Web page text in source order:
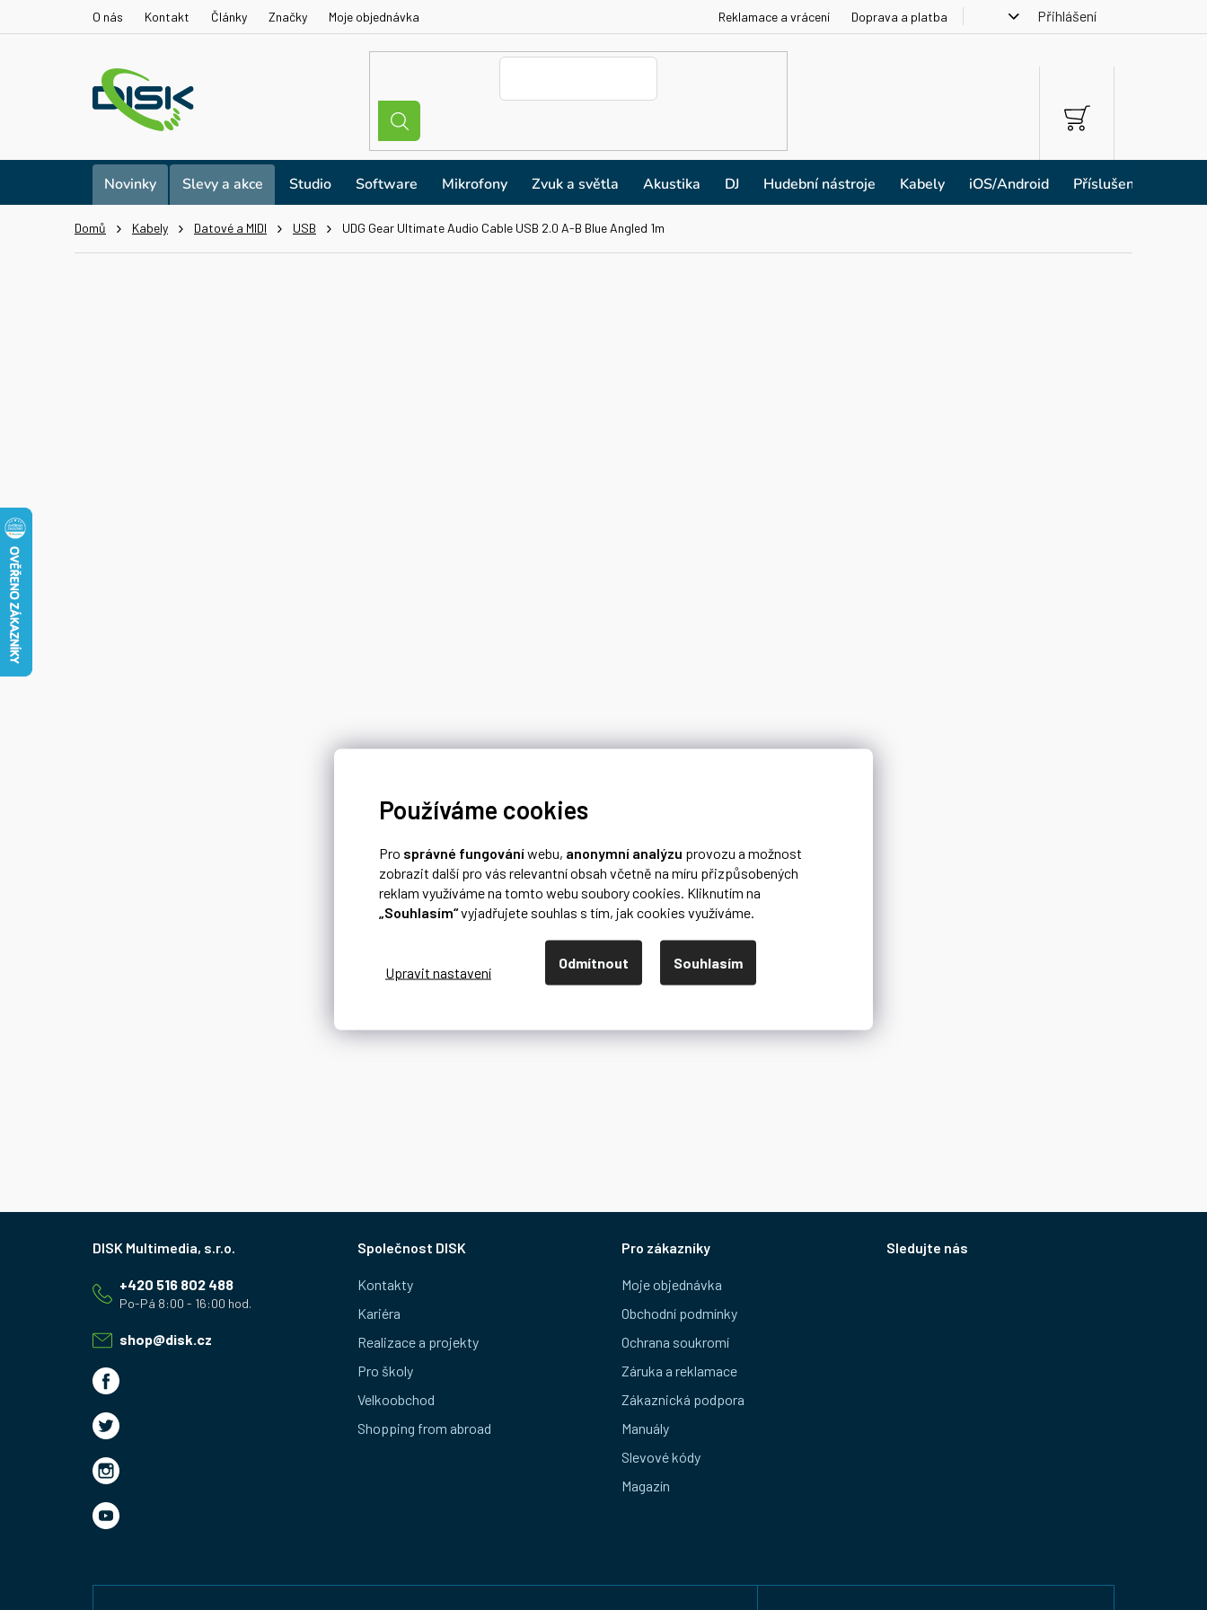
Používáme cookies
Pro správné fungováníwebu, anonymní analýzu provozu a možnost
zobrazit další pro vás relevantní obsah včetně na míru přizpůsobených
reklam využíváme na tomto webu soubory cookies. Kliknutím na
„Souhlasím“vyjadřujete souhlas s tím, jak cookies využíváme.
Odmítnout Souhlasím
O nás Kontakt Články Značky Moje objednávka Reklamace a vrácení Doprava a platba Přihlášení
NÁKUPNÍ
KOŠÍK
Novinky Slevy a akce Studio Software Mikrofony Zvuk a světla Akustika DJ Hudební nástroje Kabely iOS/Android Příslušenství
Domů Kabely Datové a MIDI USB UDG Gear Ultimate Audio Cable USB 2.0 A-B Blue Angled 1m
shop@disk.cz
+420 516 802 488
Společnost DISK
Kontakty
Kariéra
Realizace a projekty
Pro školy
Velkoobchod
Shopping from abroad
Pro zákazníky
Moje objednávka
Obchodní podmínky
Ochrana soukromí
Záruka a reklamace
Zákaznická podpora
Manuály
Slevové kódy
Magazín
Sledujte nás